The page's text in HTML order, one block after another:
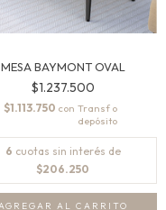
MESA BAYMONT OVAL
$1.237.500
$1.113.750 con
6 cuotas sin interés de
$206.250